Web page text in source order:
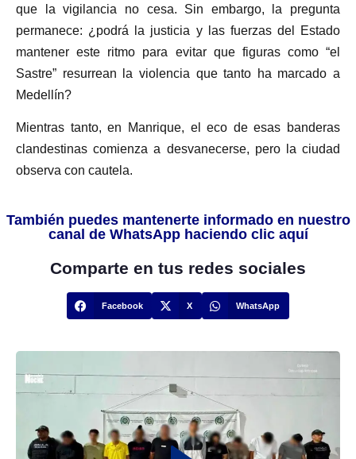
que la vigilancia no cesa. Sin embargo, la pregunta
permanece: ¿podrá la justicia y las fuerzas del Estado
mantener este ritmo para evitar que figuras como “el
Sastre” resurrean la violencia que tanto ha marcado a
Medellín?
Mientras tanto, en Manrique, el eco de esas banderas
clandestinas comienza a desvanecerse, pero la ciudad
observa con cautela.
También puedes mantenerte informado en nuestro
canal de WhatsApp haciendo clic aquí
Comparte en tus redes sociales
Facebook X WhatsApp